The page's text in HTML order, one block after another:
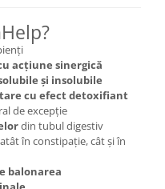
acțiune sinergică
și insolubile
cu efect detoxifiant
de excepție
din tubul digestiv
în constipație, cât și în
balonarea